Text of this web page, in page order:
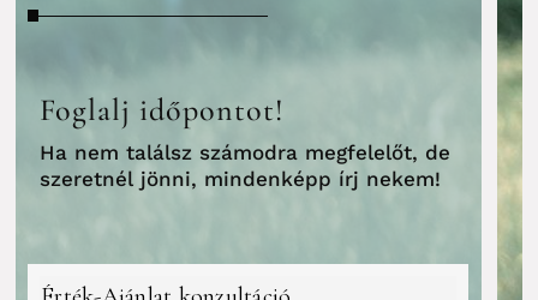
Foglalj időpontot!
Ha nem találsz számodra megfelelőt, de
szeretnél jönni, mindenképp írj nekem!